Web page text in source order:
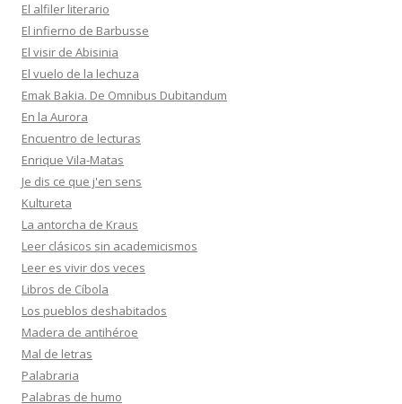
El alfiler literario
El infierno de Barbusse
El visir de Abisinia
El vuelo de la lechuza
Emak Bakia. De Omnibus Dubitandum
En la Aurora
Encuentro de lecturas
Enrique Vila-Matas
Je dis ce que j'en sens
Kultureta
La antorcha de Kraus
Leer clásicos sin academicismos
Leer es vivir dos veces
Libros de Cíbola
Los pueblos deshabitados
Madera de antihéroe
Mal de letras
Palabraria
Palabras de humo